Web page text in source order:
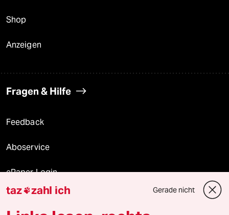
Shop
Anzeigen
Fragen & Hilfe
Feedback
Aboservice
ePaper Login
Downloads für Abonnierende
taz zahl ich Gerade nicht